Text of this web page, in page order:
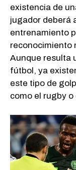
existencia de
jugador deberá
entrenamiento
reconocimiento
Aunque resulta
fútbol, ya
este tipo de
como el rugby